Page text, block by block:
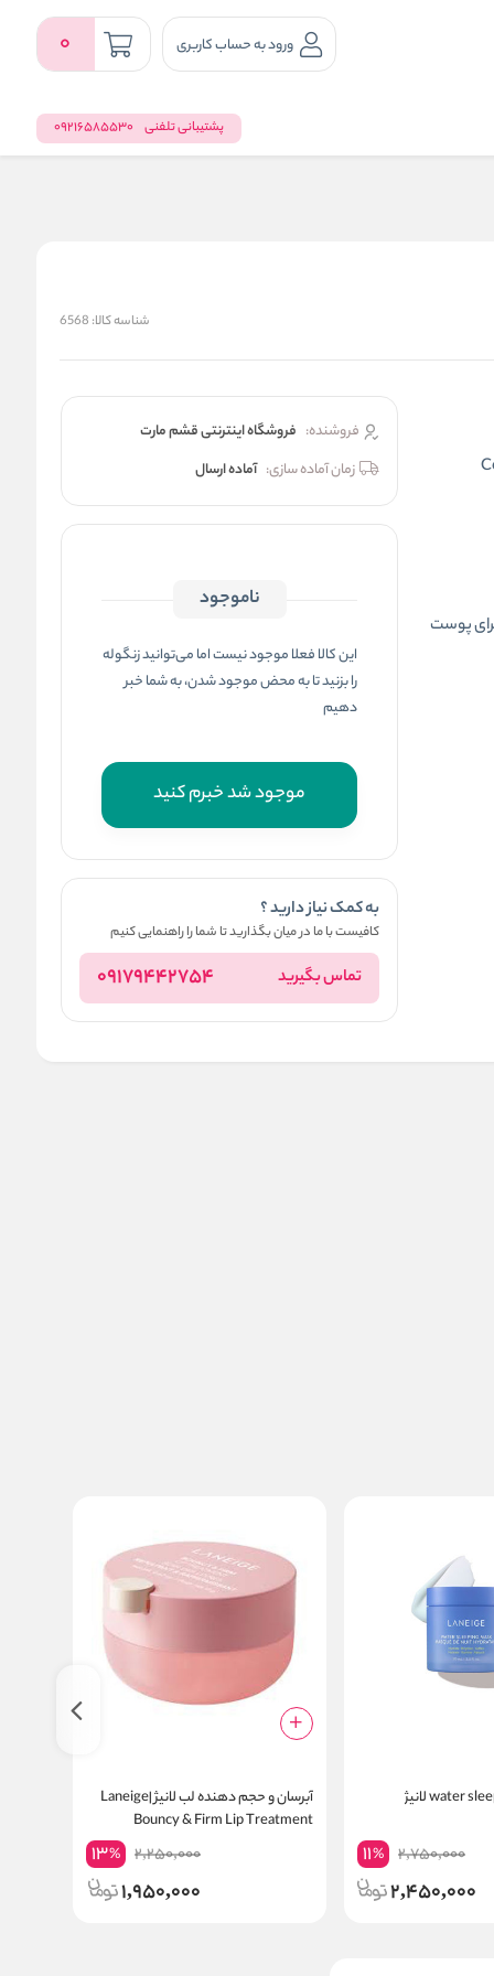
ورود به حساب کاربری 0
پشتیبانی تلفنی 09216585530
شناسه کالا: 6568
فروشنده: فروشگاه اینترنتی قشم مارت
زمان آماده سازی: آماده ارسال
ناموجود
این کالا فعلا موجود نیست اما می‌توانید زنگوله
را بزنید تا به محض موجود شدن، به شما خبر
دهیم
موجود شد خبرم کنید
به کمک نیاز دارید ؟
کافیست با ما در میان بگذارید تا شما را راهنمایی کنیم
تماس بگیرید 09179442754
2,750,000
11%
2,450,000
آبرسان و حجم دهنده لب لانیژ |Laneige
Bouncy & Firm Lip Treatment
2,250,000
13%
1,950,000